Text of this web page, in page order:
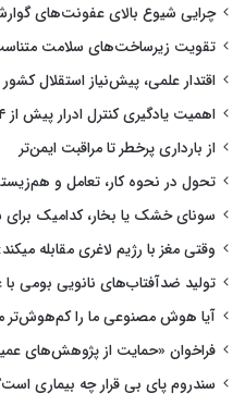
چرایی شیوع بالای عفونت‌های
تقویت زیرساخت‌های سلامت
اقتدار علمی، پیش‌نیاز استقلال
اهمیت یادگیری کنترل ادرار پیش از ۴ سالگی
از بارداری پرخطر تا مراقبت ایمن‌تر
تحول در نحوه کار، تعامل و
سونای خشک یا بخار، کدامیک
وقتی مغز با رژیم لاغری مقابله
تولید ضدآفتاب‌های نانویی بومی با
آیا هوش مصنوعی ما را کم‌هوش‌تر
فراخوان «حمایت از پژوهش‌های
سندروم پای بی قرار چه بیماری